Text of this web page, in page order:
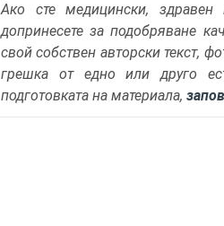
Ако сте медицински,
допринесете за подобряване
свой собствен авторски текст,
грешка от едно или друго
подготовката на материала,